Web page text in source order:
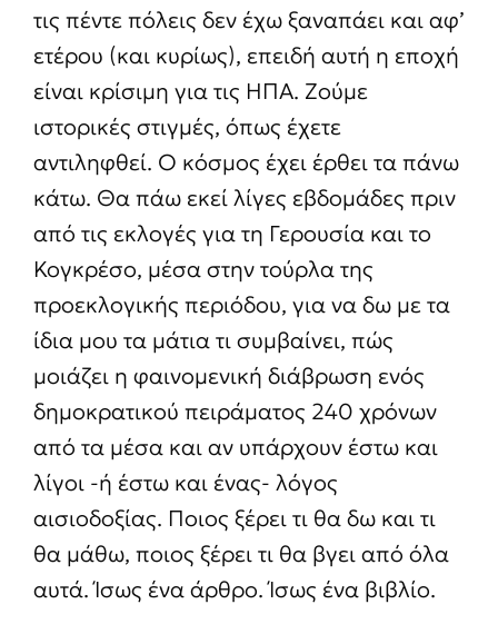
τις πέντε πόλεις δεν έχω ξαναπάει και αφ’
ετέρου (και κυρίως), επειδή αυτή η εποχή
είναι κρίσιμη για τις ΗΠΑ. Ζούμε
ιστορικές στιγμές, όπως έχετε
αντιληφθεί. Ο κόσμος έχει έρθει τα πάνω
κάτω. Θα πάω εκεί λίγες εβδομάδες πριν
από τις εκλογές για τη Γερουσία και το
Κογκρέσο, μέσα στην τούρλα της
προεκλογικής περιόδου, για να δω με τα
ίδια μου τα μάτια τι συμβαίνει, πώς
μοιάζει η φαινομενική διάβρωση ενός
δημοκρατικού πειράματος 240 χρόνων
από τα μέσα και αν υπάρχουν έστω και
λίγοι -ή έστω και ένας- λόγος
αισιοδοξίας. Ποιος ξέρει τι θα δω και τι
θα μάθω, ποιος ξέρει τι θα βγει από όλα
αυτά. Ίσως ένα άρθρο. Ίσως ένα βιβλίο.